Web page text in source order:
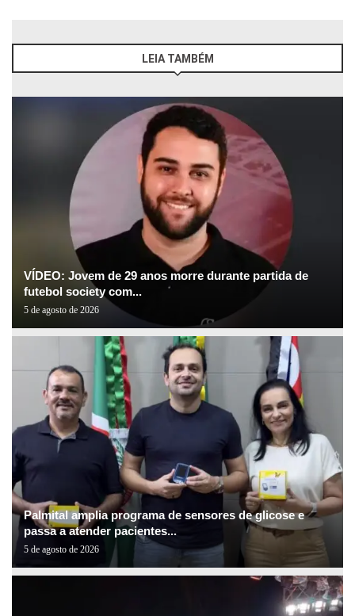
LEIA TAMBÉM
VÍDEO: Jovem de 29 anos morre durante partida de
futebol society com...
5 de agosto de 2026
Palmital amplia programa de sensores de glicose e
passa a atender pacientes...
5 de agosto de 2026